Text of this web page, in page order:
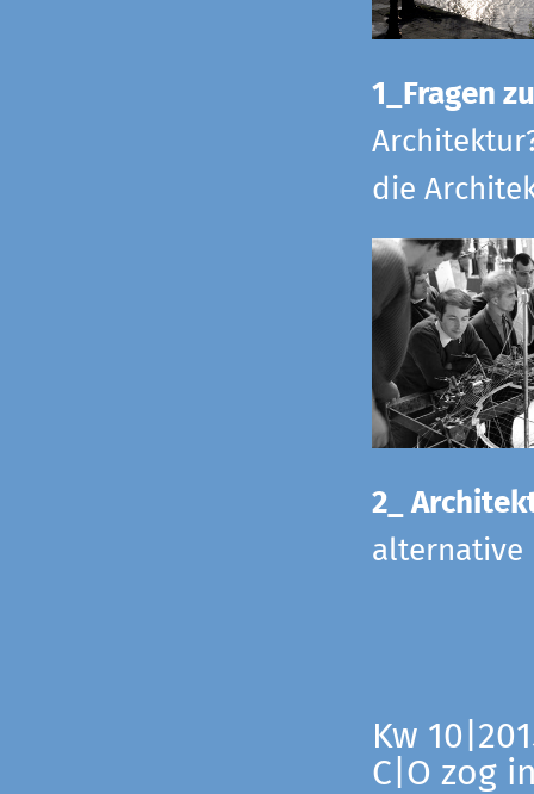
1_Fragen
die
2_
alternative
Kw
C|O zog